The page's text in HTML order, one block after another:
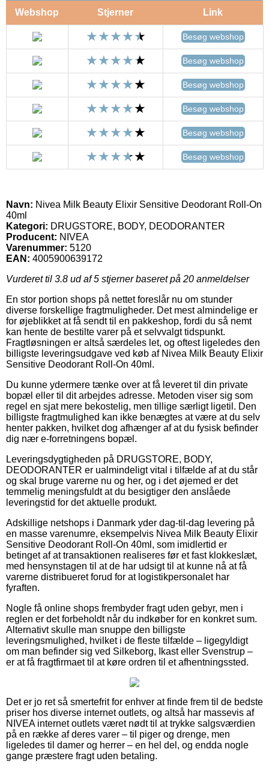
Webshop Stjerner Link
Besøg webshop
Besøg webshop
Besøg webshop
Besøg webshop
Besøg webshop
Besøg webshop
Navn: Nivea Milk Beauty Elixir Sensitive Deodorant Roll-On
40ml
Kategori: DRUGSTORE, BODY, DEODORANTER
Producent: NIVEA
Varenummer: 5120
EAN: 4005900639172
Vurderet til 3.8 ud af 5 stjerner baseret på 20 anmeldelser
En stor portion shops på nettet foreslår nu om stunder
diverse forskellige fragtmuligheder. Det mest almindelige er
for øjeblikket at få sendt til en pakkeshop, fordi du så nemt
kan hente de bestilte varer på et selvvalgt tidspunkt.
Fragtløsningen er altså særdeles let, og oftest ligeledes den
billigste leveringsudgave ved køb af Nivea Milk Beauty Elixir
Sensitive Deodorant Roll-On 40ml.
Du kunne ydermere tænke over at få leveret til din private
bopæl eller til dit arbejdes adresse. Metoden viser sig som
regel en sjat mere bekostelig, men tillige særligt ligetil. Den
billigste fragtmulighed kan ikke benægtes at være at du selv
henter pakken, hvilket dog afhænger af at du fysisk befinder
dig nær e-forretningens bopæl.
Leveringsdygtigheden på DRUGSTORE, BODY,
DEODORANTER er ualmindeligt vital i tilfælde af at du står
og skal bruge varerne nu og her, og i det øjemed er det
temmelig meningsfuldt at du besigtiger den anslåede
leveringstid for det aktuelle produkt.
Adskillige netshops i Danmark yder dag-til-dag levering på
en masse varenumre, eksempelvis Nivea Milk Beauty Elixir
Sensitive Deodorant Roll-On 40ml, som imidlertid er
betinget af at transaktionen realiseres før et fast klokkeslæt,
med hensynstagen til at de har udsigt til at kunne nå at få
varerne distribueret forud for at logistikpersonalet har
fyraften.
Nogle få online shops frembyder fragt uden gebyr, men i
reglen er det forbeholdt når du indkøber for en konkret sum.
Alternativt skulle man snuppe den billigste
leveringsmulighed, hvilket i de fleste tilfælde – ligegyldigt
om man befinder sig ved Silkeborg, Ikast eller Svenstrup –
er at få fragtfirmaet til at køre ordren til et afhentningssted.
Det er jo ret så smertefrit for enhver at finde frem til de bedste
priser hos diverse internet outlets, og altså har massevis af
NIVEA internet outlets været nødt til at trykke salgsværdien
på en række af deres varer – til piger og drenge, men
ligeledes til damer og herrer – en hel del, og endda nogle
gange præstere fragt uden betaling.